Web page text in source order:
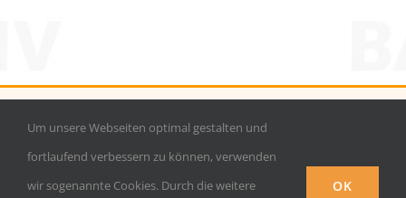
©Bagiv e.V.|info@bagiv.de | Tel.: 0228 224610 Bonn | Tel.:
030 893 723 89 Berlin |
Um unsere Webseiten optimal gestalten und
fortlaufend verbessern zu können, verwenden
wir sogenannte Cookies. Durch die weitere
OK